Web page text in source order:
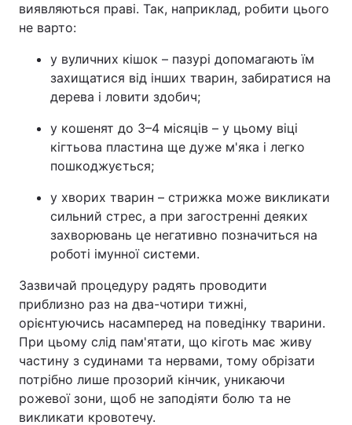
виявляються праві. Так, наприклад, робити цього
не варто:
у вуличних кішок – пазурі допомагають їм
захищатися від інших тварин, забиратися на
дерева і ловити здобич;
у кошенят до 3–4 місяців – у цьому віці
кігтьова пластина ще дуже м'яка і легко
пошкоджується;
у хворих тварин – стрижка може викликати
сильний стрес, а при загостренні деяких
захворювань це негативно позначиться на
роботі імунної системи.
Зазвичай процедуру радять проводити
приблизно раз на два-чотири тижні,
орієнтуючись насамперед на поведінку тварини.
При цьому слід пам'ятати, що кіготь має живу
частину з судинами та нервами, тому обрізати
потрібно лише прозорий кінчик, уникаючи
рожевої зони, щоб не заподіяти болю та не
викликати кровотечу.